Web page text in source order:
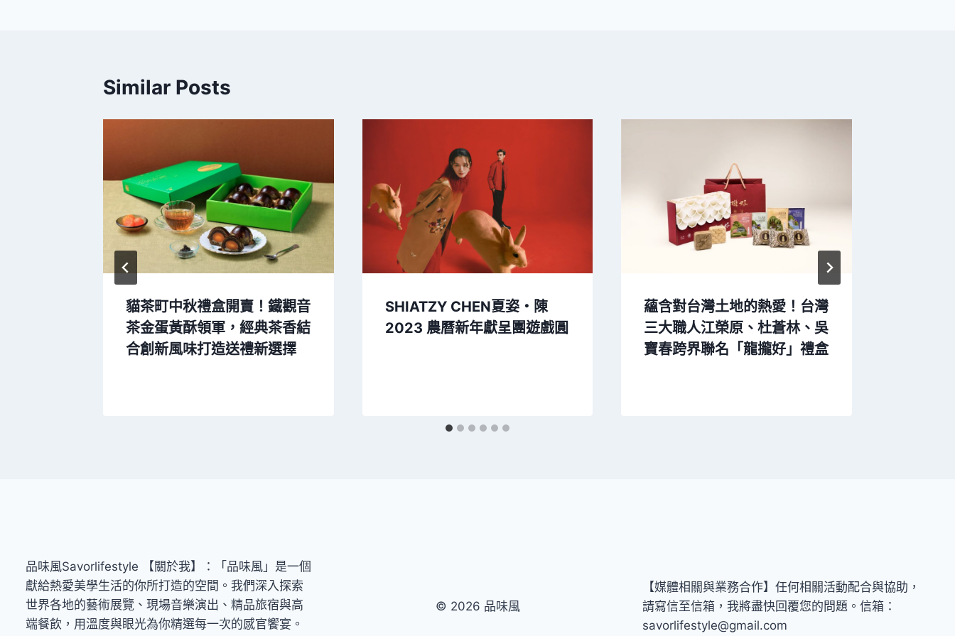
Similar Posts
貓茶町中秋禮盒開賣！鐵觀音
茶金蛋黃酥領軍，經典茶香結
合創新風味打造送禮新選擇
SHIATZY CHEN夏姿・陳
2023 農曆新年獻呈團遊戲圓
蘊含對台灣土地的熱愛！台灣
三大職人江榮原、杜蒼林、吳
寶春跨界聯名「龍攏好」禮盒
品味風Savorlifestyle 【關於我】：「品味風」是一個
獻給熱愛美學生活的你所打造的空間。我們深入探索
世界各地的藝術展覽、現場音樂演出、精品旅宿與高
端餐飲，用溫度與眼光為你精選每一次的感官饗宴。
© 2026 品味風
【媒體相關與業務合作】任何相關活動配合與協助，
請寫信至信箱，我將盡快回覆您的問題。信箱：
savorlifestyle@gmail.com